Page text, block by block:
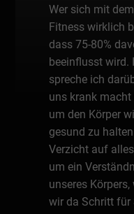
Wer sich mit
Fitness wirklich
dass 75-80%
beeinflusst wird.
spreche ich
uns krank
um den Körper
gesund zu
Verzicht auf
um ein
unseres
wir da Schritt für